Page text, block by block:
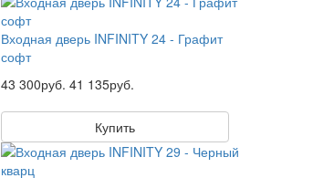
Входная дверь INFINITY 24 - Графит
софт
43 300руб. 41 135руб.
Купить